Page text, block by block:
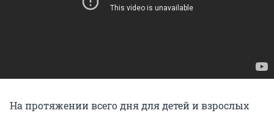
На протяжении всего дня для детей и взрослых